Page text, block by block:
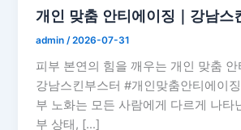
개인 맞춤 안티에이징｜강남스
admin /2026-07-31
피부 본연의 힘을 깨우는 개인 맞춤
강남스킨부스터 #개인맞춤안티에이
부 노화는 모든 사람에게 다르게 나타
부 상태, […]